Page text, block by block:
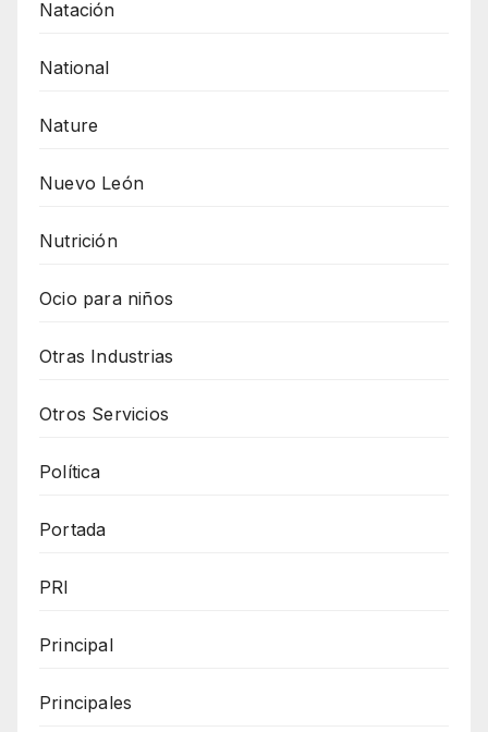
Natación
National
Nature
Nuevo León
Nutrición
Ocio para niños
Otras Industrias
Otros Servicios
Política
Portada
PRI
Principal
Principales